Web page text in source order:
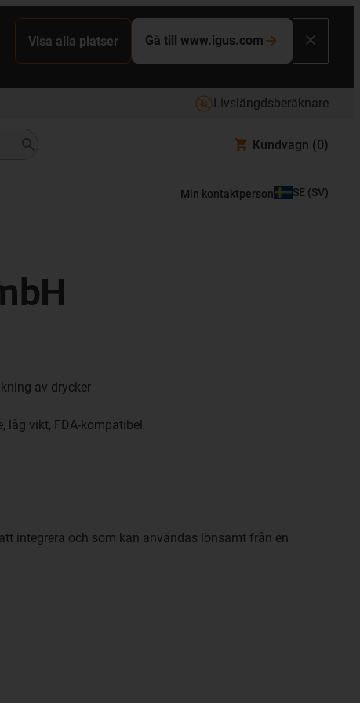
Visa alla platser Gå till www.igus.com
Livslängdsberäknare
Kundvagn (0)
Min kontaktperson SE (SV)
av drycker
låg vikt, FDA-kompatibel
integrera och som kan användas lönsamt från en